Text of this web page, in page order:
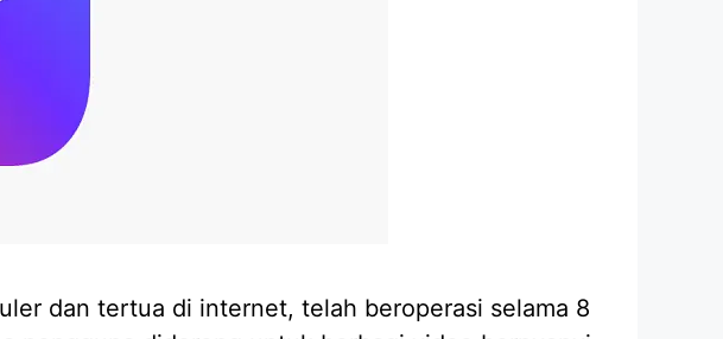
dan tertua di internet, telah beroperasi selama 8